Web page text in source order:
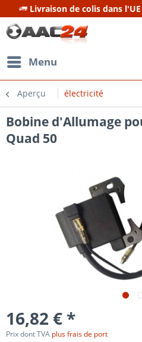
Livraison de colis dans
Menu
Aperçu électricité
Bobine d'Allumage
Quad 50
16,82 € *
Prix dont TVA plus frais de port